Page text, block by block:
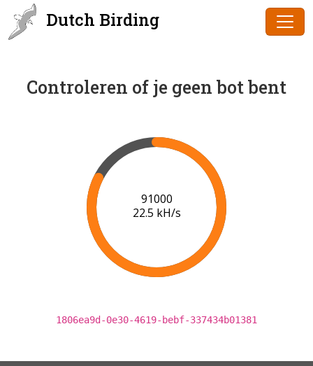
Dutch Birding
Controleren of je geen bot bent
93000
21.9 kH/s
1806ea9d-0e30-4619-bebf-337434b01381